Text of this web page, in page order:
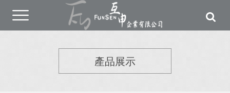
產品展示